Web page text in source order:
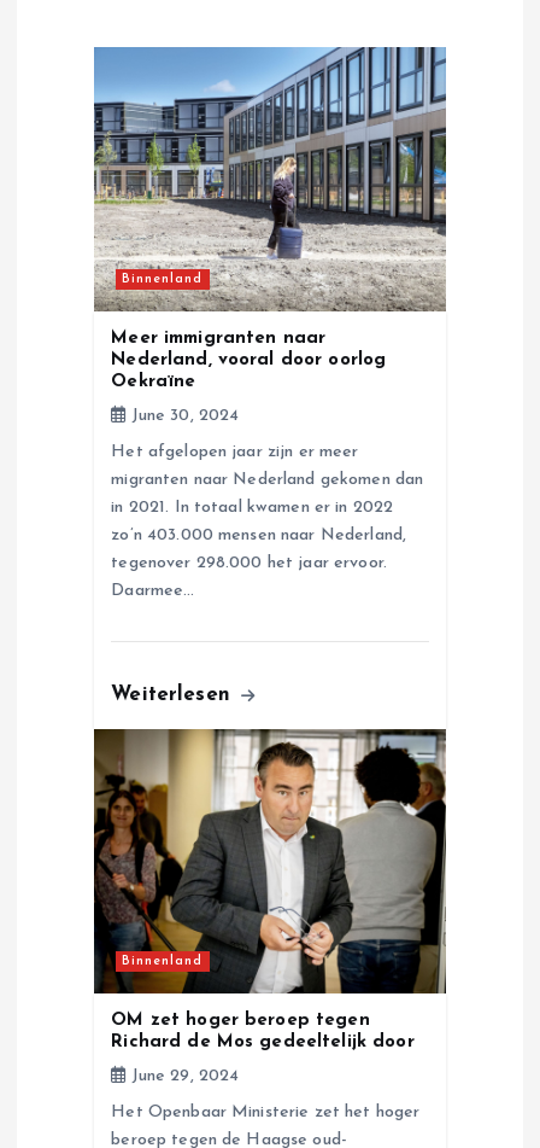
Binnenland
Meer immigranten naar
Nederland, vooral door oorlog
Oekraïne
June 30, 2024
Het afgelopen jaar zijn er meer
migranten naar Nederland gekomen dan
in 2021. In totaal kwamen er in 2022
zo’n 403.000 mensen naar Nederland,
tegenover 298.000 het jaar ervoor.
Daarmee…
Weiterlesen
Binnenland
OM zet hoger beroep tegen
Richard de Mos gedeeltelijk door
June 29, 2024
Het Openbaar Ministerie zet het hoger
beroep tegen de Haagse oud-